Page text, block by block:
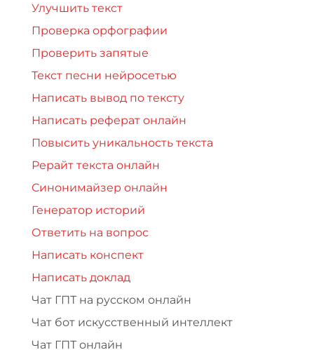
Улучшить текст
Проверка орфографии
Проверить запятые
Текст песни нейросетью
Написать вывод по тексту
Написать реферат онлайн
Повысить уникальность текста
Рерайт текста онлайн
Синонимайзер онлайн
Генератор историй
Ответить на вопрос
Написать конспект
Написать доклад
Чат ГПТ на русском онлайн
Чат бот искусственный интеллект
Чат ГПТ онлайн